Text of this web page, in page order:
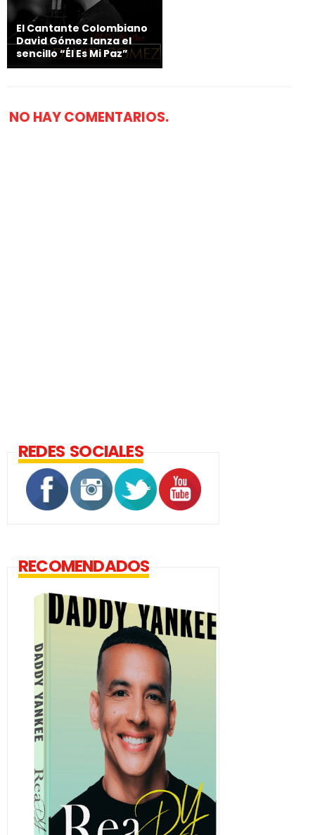
El Cantante Colombiano
David Gómez lanza el
sencillo “Él Es Mi Paz”
NO HAY COMENTARIOS.
REDES SOCIALES
RECOMENDADOS